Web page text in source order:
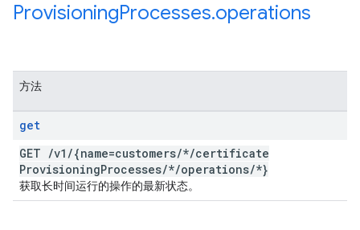
ProvisioningProcesses.operations
方法
get
GET /v1 /{name=customers/*/certificate
ProvisioningProcesses/*/operations/*}
获取长时间运行的操作的最新状态。